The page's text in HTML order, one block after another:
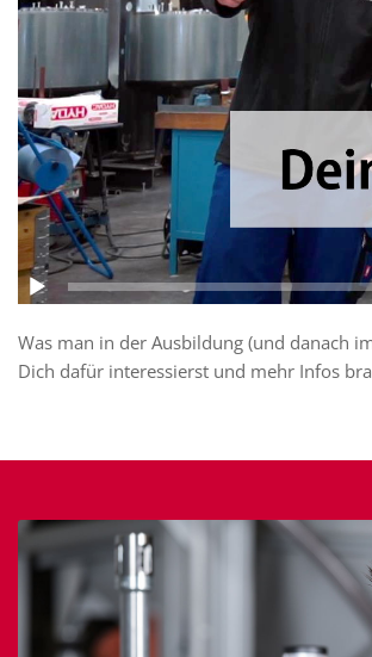
Was man in der Ausbildung (und danach
Dich dafür interessierst und mehr Infos